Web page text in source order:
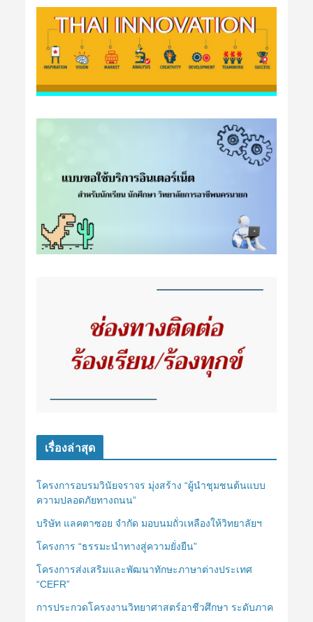
เรื่องล่าสุด
โครงการอบรมวินัยจราจร มุ่งสร้าง “ผู้นำชุมชนต้นแบบ
ความปลอดภัยทางถนน”
บริษัท แลคตาซอย จำกัด มอบนมถั่วเหลืองให้วิทยาลัยฯ
โครงการ “ธรรมะนำทางสู่ความยั่งยืน”
โครงการส่งเสริมและพัฒนาทักษะภาษาต่างประเทศ
“CEFR”
การประกวดโครงงานวิทยาศาสตร์อาชีวศึกษา ระดับภาค